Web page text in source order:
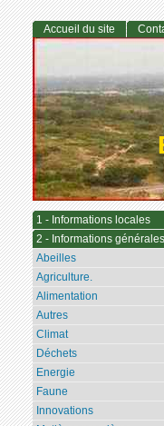
Accueil du site
1 - Informations locales
2 - Informations générales
Abeilles
Agriculture.
Alimentation
Autres
Climat
Déchets
Energie
Faune
Innovations